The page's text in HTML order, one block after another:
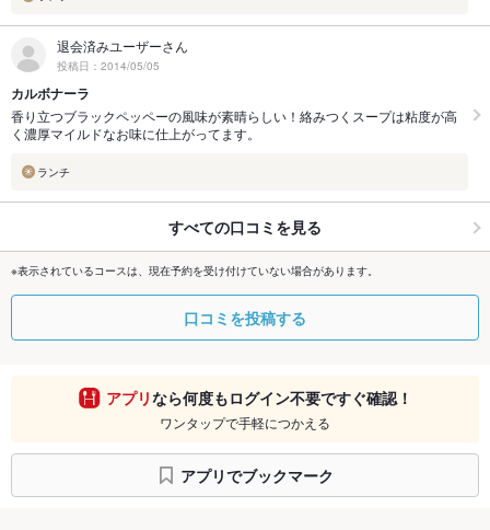
退会済みユーザーさん
投稿日：2014/05/05
カルボナーラ
香り立つブラックペッペーの風味が素晴らしい！絡みつくスープは粘度が高
く濃厚マイルドなお味に仕上がってます。
ランチ
すべての口コミを見る
※表示されているコースは、現在予約を受け付けていない場合があります。
口コミを投稿する
アプリなら何度もログイン不要ですぐ確認！
ワンタップで手軽につかえる
アプリでブックマーク